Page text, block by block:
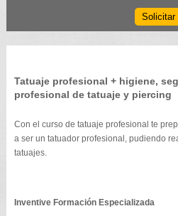
Solicitar
Tatuaje profesional + higiene,
profesional de tatuaje y piercing
Con el curso de tatuaje profesional te
a ser un tatuador profesional, pudiendo
tatuajes.
Inventive Formación Especializada